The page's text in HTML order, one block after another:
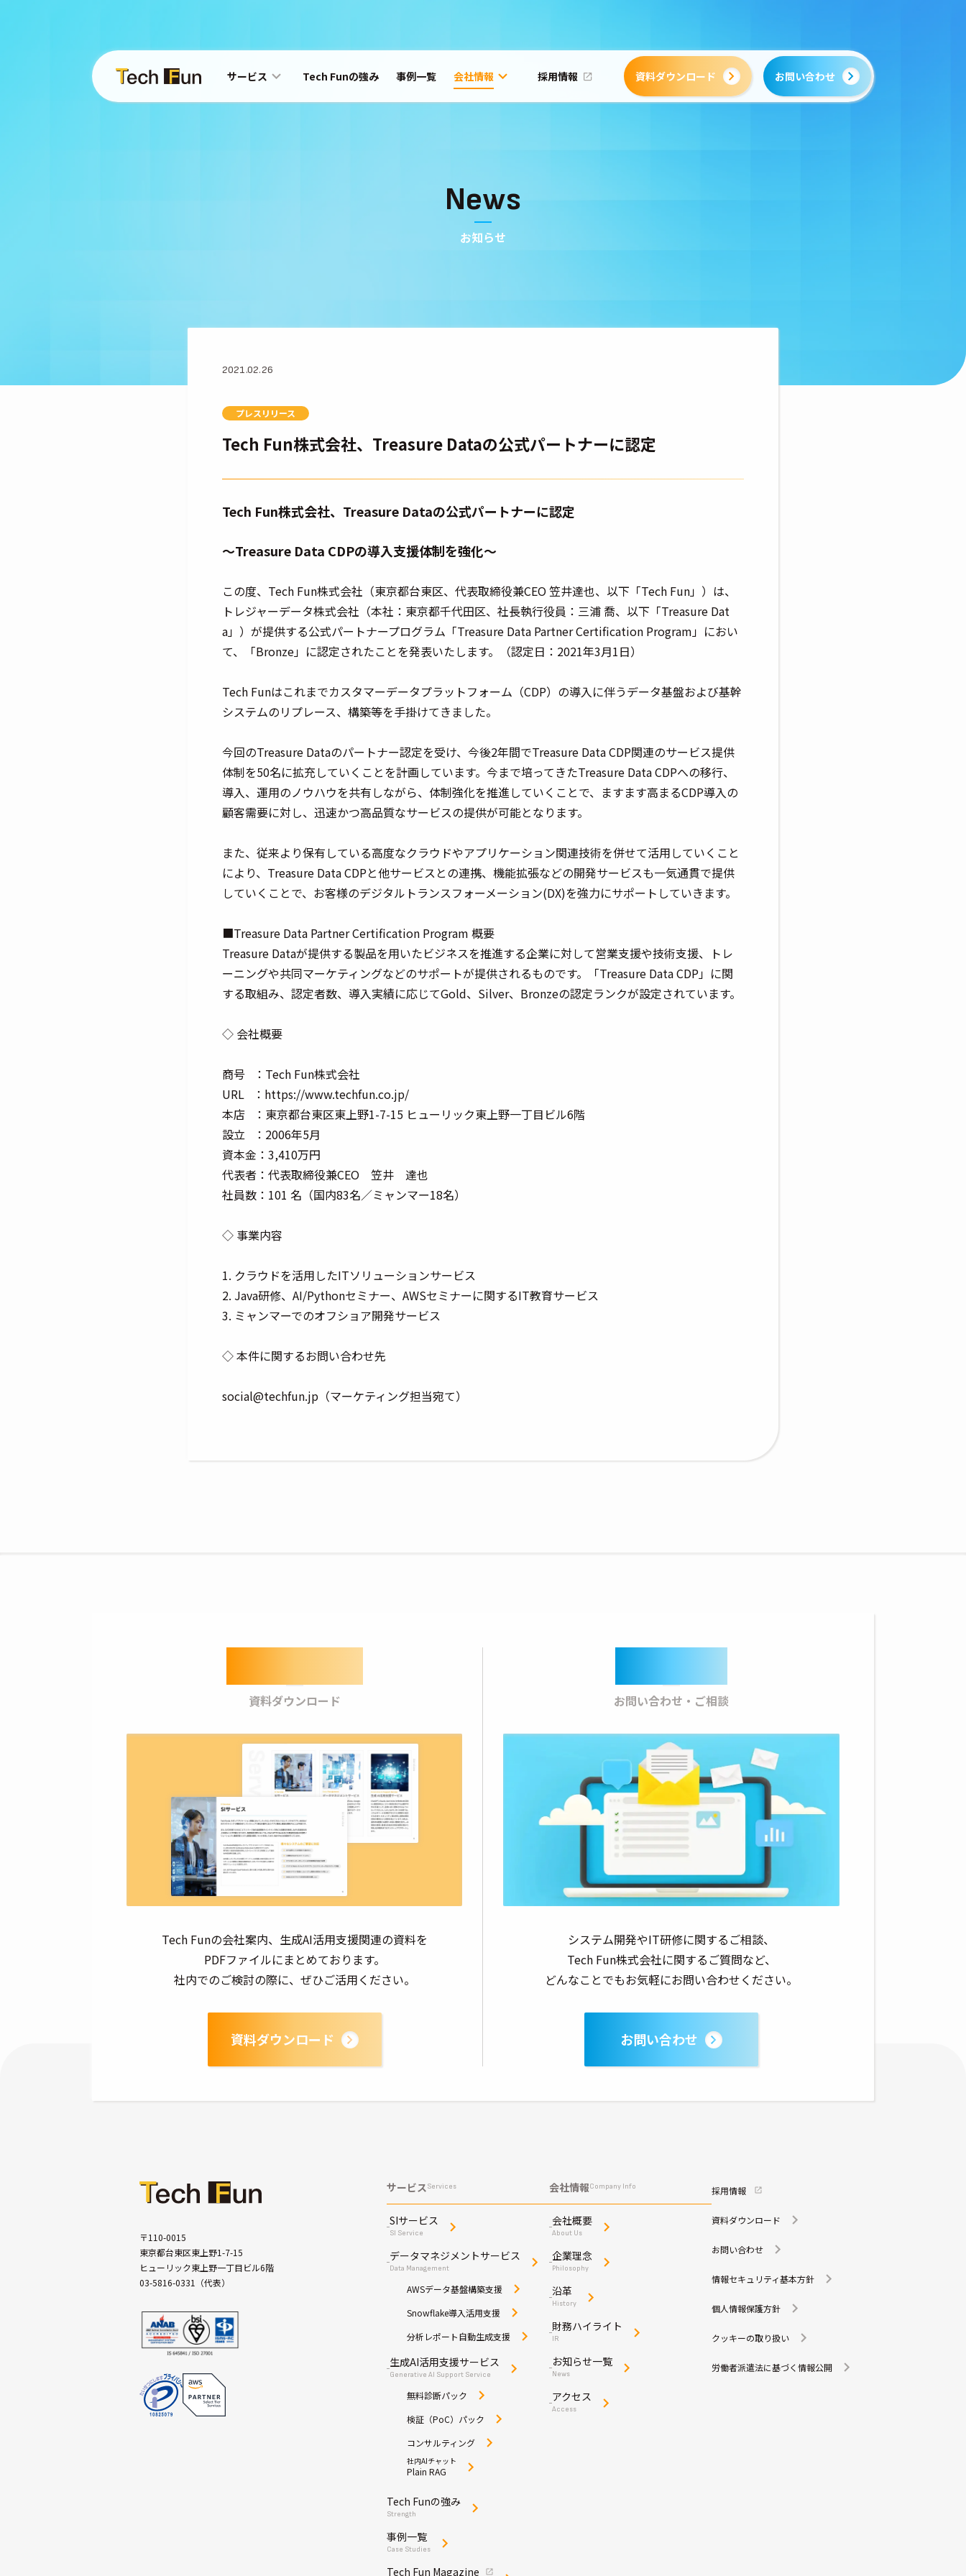
サービス Tech Funの強み 事例一覧 会社情報 採用情報 資料ダウンロード お問い合わせ
News
お知らせ
2021.02.26
プレスリリース
Tech Fun株式会社、Treasure Dataの公式パートナーに認定
Tech Fun株式会社、Treasure Dataの公式パートナーに認定
〜Treasure Data CDPの導入支援体制を強化〜
この度、Tech Fun株式会社（東京都台東区、代表取締役兼CEO 笠井達也、以下「Tech Fun」）は、
トレジャーデータ株式会社（本社：東京都千代田区、社長執行役員：三浦 喬、以下「Treasure Dat
a」）が提供する公式パートナープログラム「Treasure Data Partner Certification Program」におい
て、「Bronze」に認定されたことを発表いたします。（認定日：2021年3月1日）
Tech Funはこれまでカスタマーデータプラットフォーム（CDP）の導入に伴うデータ基盤および基幹
システムのリプレース、構築等を手掛けてきました。
今回のTreasure Dataのパートナー認定を受け、今後2年間でTreasure Data CDP関連のサービス提供
体制を50名に拡充していくことを計画しています。今まで培ってきたTreasure Data CDPへの移行、
導入、運用のノウハウを共有しながら、体制強化を推進していくことで、ますます高まるCDP導入の
顧客需要に対し、迅速かつ高品質なサービスの提供が可能となります。
また、従来より保有している高度なクラウドやアプリケーション関連技術を併せて活用していくこと
により、Treasure Data CDPと他サービスとの連携、機能拡張などの開発サービスも一気通貫で提供
していくことで、お客様のデジタルトランスフォーメーション(DX)を強力にサポートしていきます。
■Treasure Data Partner Certification Program 概要
Treasure Dataが提供する製品を用いたビジネスを推進する企業に対して営業支援や技術支援、トレ
ーニングや共同マーケティングなどのサポートが提供されるものです。「Treasure Data CDP」に関
する取組み、認定者数、導入実績に応じてGold、Silver、Bronzeの認定ランクが設定されています。
◇ 会社概要
商号 ：Tech Fun株式会社
URL ：https://www.techfun.co.jp/
本店 ：東京都台東区東上野1-7-15 ヒューリック東上野一丁目ビル6階
設立 ：2006年5月
資本金：3,410万円
代表者：代表取締役兼CEO 笠井 達也
社員数：101 名（国内83名／ミャンマー18名）
◇ 事業内容
1. クラウドを活用したITソリューションサービス
2. Java研修、AI/Pythonセミナー、AWSセミナーに関するIT教育サービス
3. ミャンマーでのオフショア開発サービス
◇ 本件に関するお問い合わせ先
social@techfun.jp（マーケティング担当宛て）
資料ダウンロード
Tech Funの会社案内、生成AI活用支援関連の資料を
PDFファイルにまとめております。
社内でのご検討の際に、ぜひご活用ください。
資料ダウンロード
お問い合わせ・ご相談
システム開発やIT研修に関するご相談、
Tech Fun株式会社に関するご質問など、
どんなことでもお気軽にお問い合わせください。
お問い合わせ
サービス Services
SIサービス
SI Service
データマネジメントサービス
Data Management
AWSデータ基盤構築支援
Snowflake導入活用支援
分析レポート自動生成支援
生成AI活用支援サービス
Generative AI Support Service
無料診断パック
検証（PoC）パック
コンサルティング
社内AIチャット
Plain RAG
Tech Funの強み
Strength
事例一覧
Case Studies
Tech Fun Magazine
会社情報Company Info
会社概要
About Us
企業理念
Philosophy
沿革
History
財務ハイライト
IR
お知らせ一覧
News
アクセス
Access
採用情報
資料ダウンロード
お問い合わせ
情報セキュリティ基本方針
個人情報保護方針
クッキーの取り扱い
労働者派遣法に基づく情報公開
〒110-0015
東京都台東区東上野1-7-15
ヒューリック東上野一丁目ビル6階
03-5816-0331（代表）